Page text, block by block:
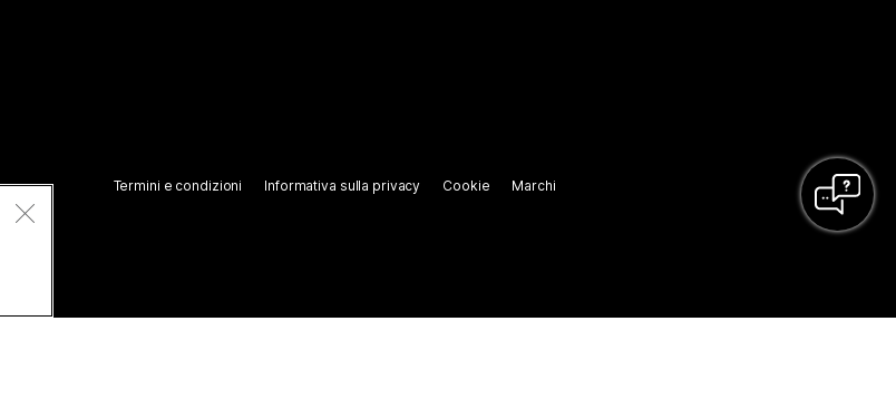
Termini e condizioni Informativa sulla privacy Cookie Marchi